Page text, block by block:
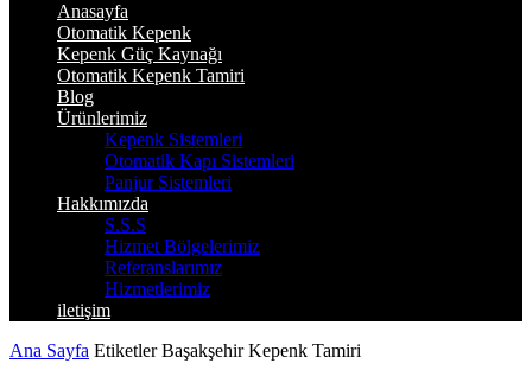
Anasayfa
Otomatik Kepenk
Kepenk Güç Kaynağı
Otomatik Kepenk Tamiri
Blog
Ürünlerimiz
Kepenk Sistemleri
Otomatik Kapı Sistemleri
Panjur Sistemleri
Hakkımızda
S.S.S
Hizmet Bölgelerimiz
Referanslarımız
Hizmetlerimiz
iletişim
Ana Sayfa Etiketler Başakşehir Kepenk Tamiri